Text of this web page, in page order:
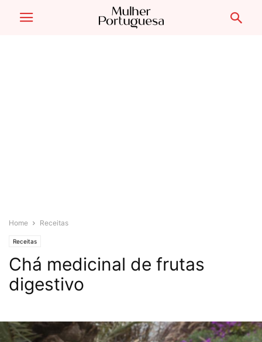
Home Receitas
Receitas
Chá medicinal de frutas
digestivo